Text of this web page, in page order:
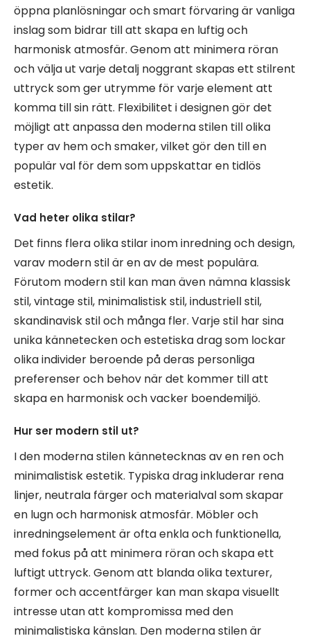
öppna planlösningar och smart förvaring är vanliga
inslag som bidrar till att skapa en luftig och
harmonisk atmosfär. Genom att minimera röran
och välja ut varje detalj noggrant skapas ett stilrent
uttryck som ger utrymme för varje element att
komma till sin rätt. Flexibilitet i designen gör det
möjligt att anpassa den moderna stilen till olika
typer av hem och smaker, vilket gör den till en
populär val för dem som uppskattar en tidlös
estetik.
Vad heter olika stilar?
Det finns flera olika stilar inom inredning och design,
varav modern stil är en av de mest populära.
Förutom modern stil kan man även nämna klassisk
stil, vintage stil, minimalistisk stil, industriell stil,
skandinavisk stil och många fler. Varje stil har sina
unika kännetecken och estetiska drag som lockar
olika individer beroende på deras personliga
preferenser och behov när det kommer till att
skapa en harmonisk och vacker boendemiljö.
Hur ser modern stil ut?
I den moderna stilen kännetecknas av en ren och
minimalistisk estetik. Typiska drag inkluderar rena
linjer, neutrala färger och materialval som skapar
en lugn och harmonisk atmosfär. Möbler och
inredningselement är ofta enkla och funktionella,
med fokus på att minimera röran och skapa ett
luftigt uttryck. Genom att blanda olika texturer,
former och accentfärger kan man skapa visuellt
intresse utan att kompromissa med den
minimalistiska känslan. Den moderna stilen är